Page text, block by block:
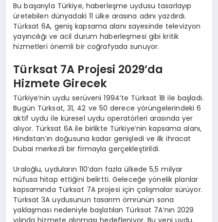
Bu başarıyla Türkiye, haberleşme uydusu tasarlayıp
üretebilen dünyadaki 11 ülke arasına adını yazdırdı.
Türksat 6A, geniş kapsama alanı sayesinde televizyon
yayıncılığı ve acil durum haberleşmesi gibi kritik
hizmetleri önemli bir coğrafyada sunuyor.
Türksat 7A Projesi 2029’da
Hizmete Girecek
Türkiye’nin uydu serüveni 1994’te Türksat 1B ile başladı.
Bugün Türksat, 31, 42 ve 50 derece yörüngelerindeki 6
aktif uydu ile küresel uydu operatörleri arasında yer
alıyor. Türksat 6A ile birlikte Türkiye’nin kapsama alanı,
Hindistan’ın doğusuna kadar genişledi ve ilk ihracat
Dubai merkezli bir firmayla gerçekleştirildi.
Uraloğlu, uyduların 110’dan fazla ülkede 5,5 milyar
nüfusa hitap ettiğini belirtti. Geleceğe yönelik planlar
kapsamında Türksat 7A projesi için çalışmalar sürüyor.
Türksat 3A uydusunun tasarım ömrünün sona
yaklaşması nedeniyle başlatılan Türksat 7A’nın 2029
yılında hizmete alınması hedefleniyor. Bu yeni uydu,